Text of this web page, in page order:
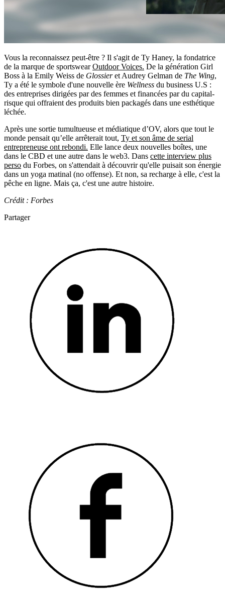
Vous la reconnaissez peut-être ? Il s'agit de Ty Haney, la fondatrice
de la marque de sportswearOutdoor Voices. De la génération Girl
Boss à la Emily Weiss de Glossieret Audrey Gelman de The Wing,
Ty a été le symbole d'une nouvelle ère Wellness du business U.S :
des entreprises dirigées par des femmes et financées par du capital-
risque qui offraient des produits bien packagés dans une esthétique
léchée.
Après une sortie tumultueuse et médiatique d’OV, alors que tout le
monde pensait qu’elle arrêterait tout, Ty et son âme de serial
entrepreneuse ont rebondi. Elle lance deux nouvelles boîtes, une
dans le CBD et une autre dans le web3. Dans cette interview plus
perso du Forbes, on s'attendait à découvrir qu'elle puisait son énergie
dans un yoga matinal (no offense). Et non, sa recharge à elle, c'est la
pêche en ligne. Mais ça, c'est une autre histoire.
Crédit : Forbes
Partager